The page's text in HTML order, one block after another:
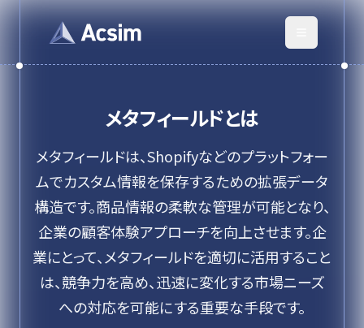
メタフィールドとは
メタフィールドは、Shopifyなどのプラットフォー
ムでカスタム情報を保存するための拡張データ
構造です。商品情報の柔軟な管理が可能となり、
企業の顧客体験アプローチを向上させます。企
業にとって、メタフィールドを適切に活用すること
は、競争力を高め、迅速に変化する市場ニーズ
への対応を可能にする重要な手段です。